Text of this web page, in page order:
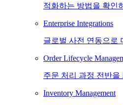
적화하는 방법을 확인
Enterprise Integrations
글로벌 사전 연동으로
Order Lifecycle
주문 처리 과정 전반을
Inventory Management